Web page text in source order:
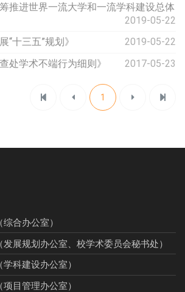
推进世界一流大学和一流学科建设总体
2019-05-22
“十三五”规划》
2019-05-22
处学术不端行为细则》
2017-05-23
1
合办公室）
发展规划办公室、校学术委员会秘书处）
科建设办公室）
目管理办公室）